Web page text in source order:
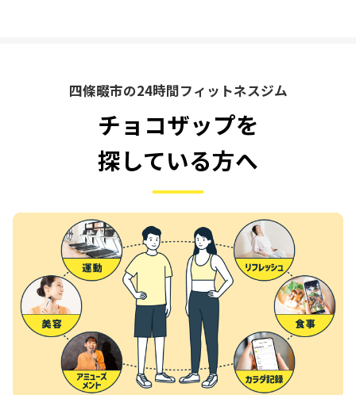
四條畷市の24時間フィットネスジム
チョコザップを
探している方へ